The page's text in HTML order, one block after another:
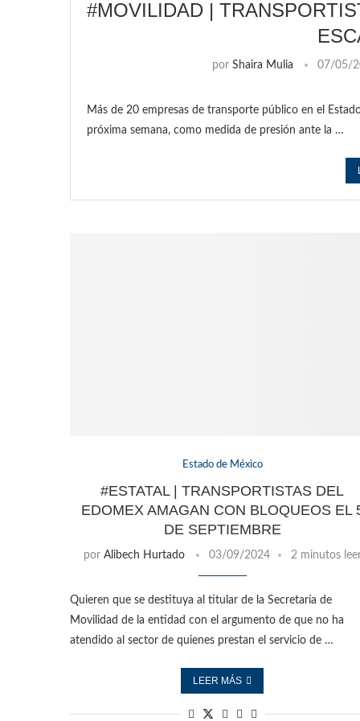
#MOVILIDAD |
porShaira Mulia 07/05/
Más de 20 empresas de transporte público en el
próxima semana, como medida de presión ante la …
Estado de México
#ESTATAL | TRANSPORTISTAS DEL
EDOMEX AMAGAN CON BLOQUEOS EL
DE SEPTIEMBRE
por Alibech Hurtado 03/09/2024 2 minutos
Quieren que se destituya al titular de la Secretaría de
Movilidad de la entidad con el argumento de que no ha
atendido al sector de quienes prestan el servicio de …
LEER MÁS